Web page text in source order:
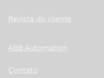
Revista do cliente
ABB Automation
Contato